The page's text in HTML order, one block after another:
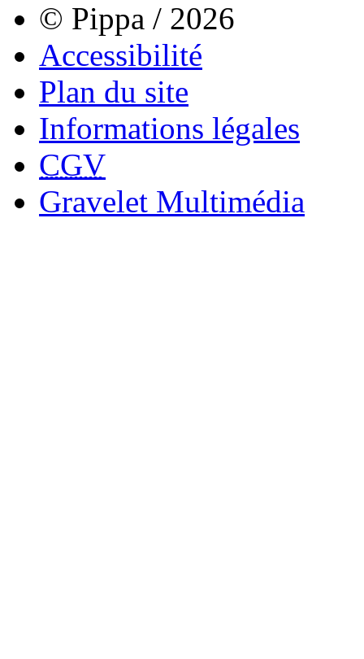
© Pippa / 2026
Accessibilité
Plan du site
Informations légales
CGV
Gravelet Multimédia